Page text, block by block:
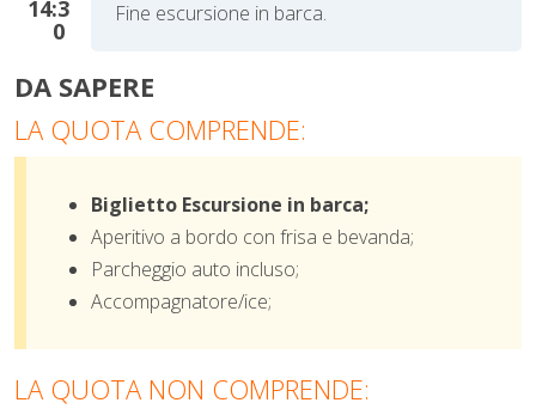
14:3
0
Fine escursione in barca.
DA SAPERE
LA QUOTA COMPRENDE:
Biglietto Escursione in barca;
Aperitivo a bordo con frisa e bevanda;
Parcheggio auto incluso;
Accompagnatore/ice;
LA QUOTA NON COMPRENDE: